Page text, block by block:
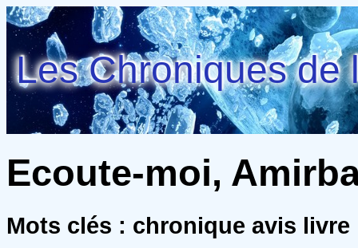
Les Chroniques de
Ecoute-moi,
Mots clés : chronique avis